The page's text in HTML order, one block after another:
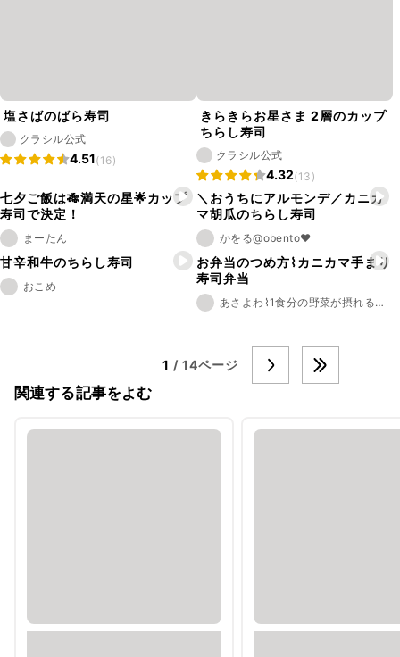
塩さばのばら寿司
クラシル公式
4.51(16)
きらきらお星さま 2層のカップ
ちらし寿司
クラシル公式
4.32(13)
七夕ご飯は🎋満天の星🌟カップ
寿司で決定！
まーたん
＼おうちにアルモンデ／カニカ
マ胡瓜のちらし寿司
かをる@obento❤︎
甘辛和牛のちらし寿司
おこめ
お弁当のつめ方⌇カニカマ手まり
寿司弁当
あさよわ⌇1食分の野菜が摂れるお弁当
1 / 14ページ
関連する記事をよむ